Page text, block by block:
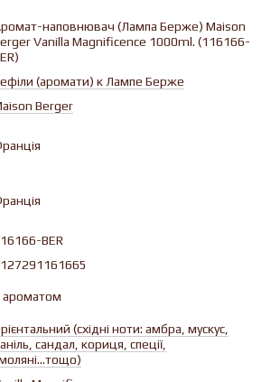
наповнювач (Лампа Берже) Maison
Vanilla Magnificence 1000ml. (116166-
(аромати) к Лампе Берже
Berger
BER
ароматом
(східні ноти: амбра, мускус,
сандал, кориця, спеції,